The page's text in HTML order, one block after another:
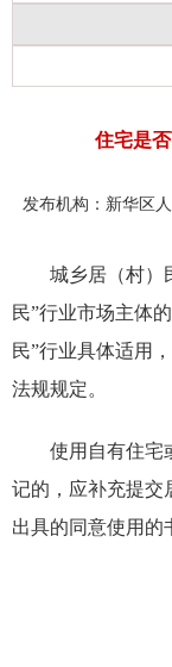
住宅是
发布机构： 新华区
城乡居（村）
民”行业市场主体
民”行业具体适用
法规规定。
使用自有住宅
记的，应补充提交
出具的同意使用的